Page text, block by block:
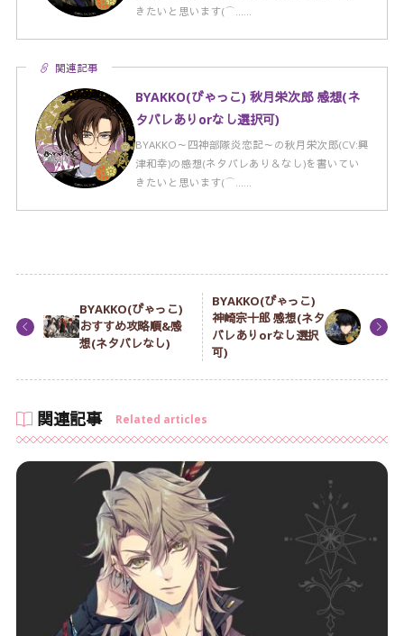
きたいと思います(⌒……
関連記事
BYAKKO(びゃっこ) 秋月栄次郎 感想(ネ
タバレありorなし選択可)
BYAKKO～四神部隊炎恋記～の秋月栄次郎(CV:興
津和幸)の感想(ネタバレあり＆なし)を書いてい
きたいと思います(⌒……
BYAKKO(びゃっこ)
おすすめ攻略順&感
想(ネタバレなし)
BYAKKO(びゃっこ)
神崎宗十郎 感想(ネタ
バレありorなし選択
可)
関連記事 Related articles